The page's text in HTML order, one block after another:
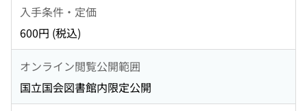
入手条件・定価
600円 (税込)
オンライン閲覧公開範囲
国立国会図書館内限定公開